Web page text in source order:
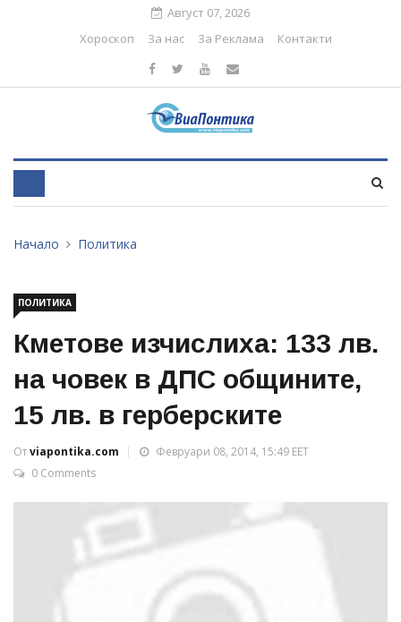
Август 07, 2026
Хороскоп
За нас За Реклама Контакти
Начало Политика
ПОЛИТИКА
Кметове изчислиха: 133 лв.
на човек в ДПС общините,
15 лв. в герберските
Отviapontika.com
Февруари 08, 2014, 15:49 EET
0 Comments